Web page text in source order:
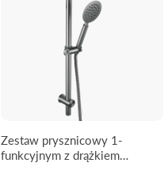
Zestaw prysznicowy 1-
funkcyjnym z drążkiem